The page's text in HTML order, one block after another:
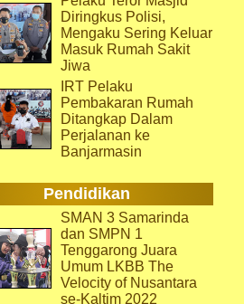
Diringkus Polisi,
Mengaku Sering Keluar
Masuk Rumah Sakit
Jiwa
IRT Pelaku
Pembakaran Rumah
Ditangkap Dalam
Perjalanan ke
Banjarmasin
Pendidikan
SMAN 3 Samarinda
dan SMPN 1
Tenggarong Juara
Umum LKBB The
Velocity of Nusantara
se-Kaltim 2022